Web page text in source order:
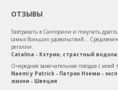
ОТЗЫВЫ
Завтракать в Санторини и покупать
самых больших удовольствий...
регалии.
Catalina - Кэтрин, страстный
Очередная замечательная поездка с
Naemi y Patrick - Патрик Нэеми -
жизни - Швеция